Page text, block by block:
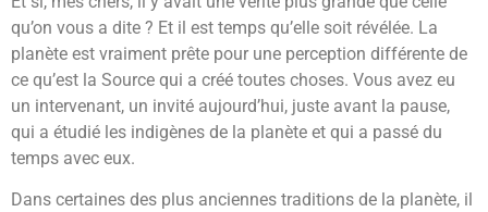
qu’on vous a dite ? Et il est temps qu’elle soit révélée. La
planète est vraiment prête pour une perception différente de
ce qu’est la Source qui a créé toutes choses. Vous avez eu
un intervenant, un invité aujourd’hui, juste avant la pause,
qui a étudié les indigènes de la planète et qui a passé du
temps avec eux.
Dans certaines des plus anciennes traditions de la planète, il